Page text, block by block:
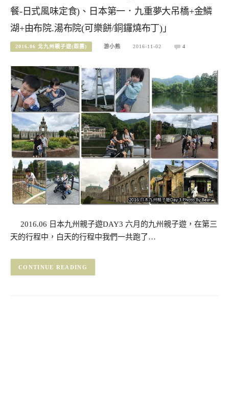
餐-日式風味定食)、日本第一．九重夢大吊橋+金鱗
湖+由布院.湯布院(可樂餅/銅鑼燒布丁)」
2016.06 北九州親子遊(跟團) 游小熊 2016-11-02 4
2016.06 日本九州親子遊DAY3 六月的九州親子遊，在第三
天的行程中，白天的行程中我們一共跑了…
CONTINUE READING